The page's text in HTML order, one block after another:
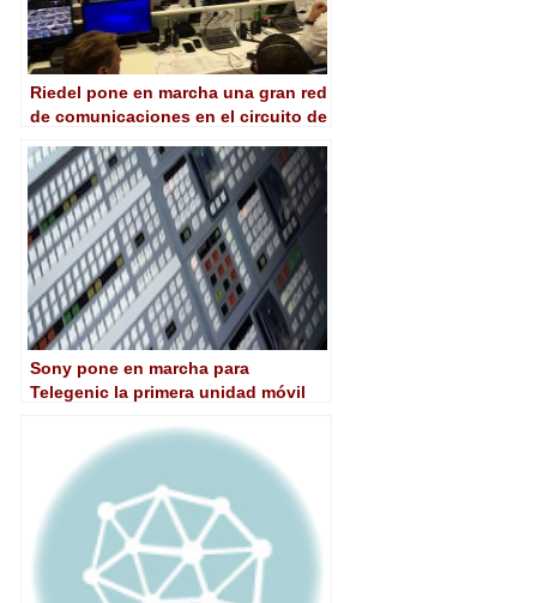
Riedel pone en marcha una gran red
de comunicaciones en el circuito de
mundo
Sony pone en marcha para
Telegenic la primera unidad móvil